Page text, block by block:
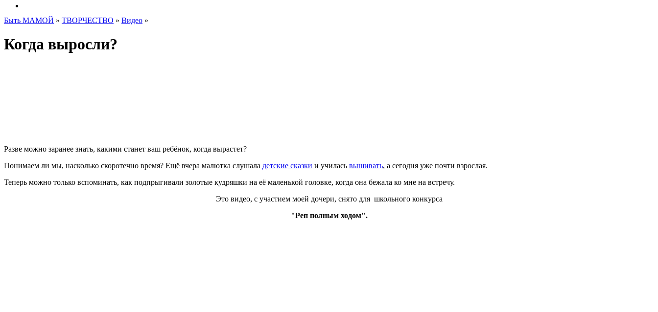
Быть МАМОЙ » ТВОРЧЕСТВО » Видео »
Когда выросли?
Разве можно заранее знать, какими станет ваш ребёнок, когда вырастет?
Понимаем ли мы, насколько скоротечно время? Ещё вчера малютка слушала детские сказки и училась вышивать, а сегодня уже почти взрослая.
Теперь можно только вспоминать, как подпрыгивали золотые кудряшки на её маленькой головке, когда она бежала ко мне на встречу.
Это видео, с участием моей дочери, снято для школьного конкурса
"Реп полным ходом".